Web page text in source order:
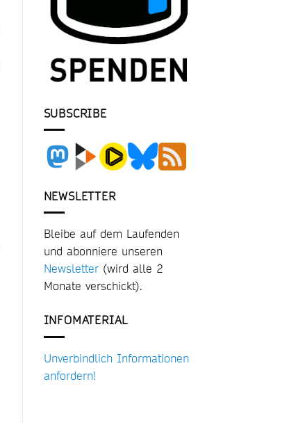
SUBSCRIBE
NEWSLETTER
Bleibe auf dem Laufenden
und abonniere unseren
Newsletter(wird alle 2
Monate verschickt).
INFOMATERIAL
Unverbindlich Informationen
anfordern!